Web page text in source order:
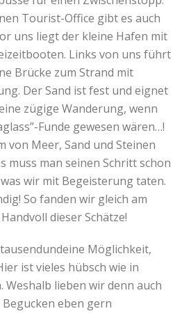
Tourist-Office gibt es auch
uns liegt der kleine Hafen mit
Links von uns führt
Brücke zum Strand mit
Der Sand ist fest und eignet
zügige Wanderung, wenn
Funde gewesen wären…!
von Meer, Sand und Steinen
muss man seinen Schritt schon
wir mit Begeisterung taten.
So fanden wir gleich am
dieser Schätze!
Möglichkeit,
ist vieles hübsch wie in
Weshalb lieben wir denn auch
eben gern